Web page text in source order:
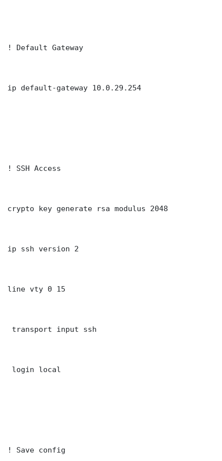
! Default Gateway
ip default-gateway 10.0.29.254
! SSH Access
crypto key generate rsa modulus 2048
ip ssh version 2
line vty 0 15
transport input ssh
login local
! Save config